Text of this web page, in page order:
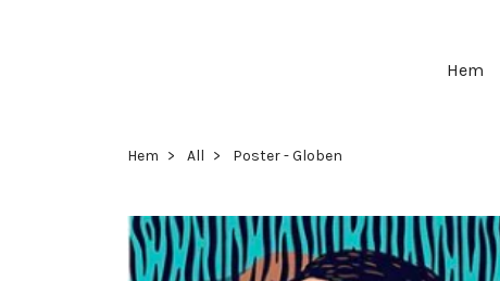
Hem
Hem All Poster - Globen